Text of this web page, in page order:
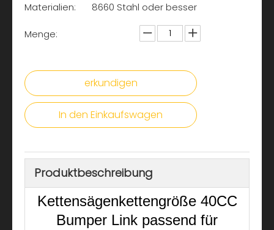
Materialien:
8660 Stahl oder besser
Menge:
erkundigen
In den Einkaufswagen
Produktbeschreibung
Kettensägenkettengröße 40CC
Bumper Link passend für